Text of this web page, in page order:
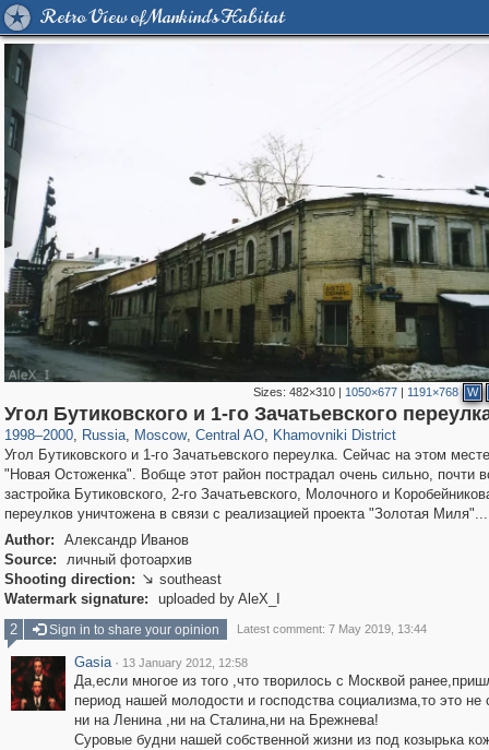
Retro View of Mankind's Habitat
Sizes:482×310 | 1050×677 | 1191×768 W
Угол Бутиковского и 1-го Зачатьевского
1998–2000, Russia
1,407,351 29,248
, Moscow
319,882 8,286
, Central AO
160,021 5,916
, Khamovniki District
19,395 722
Угол Бутиковского и 1-го Зачатьевского переулка. Сейчас на этом
"Новая Остоженка". Вобще этот район пострадал очень сильно, почти
застройка Бутиковского, 2-го Зачатьевского, Молочного и
переулков уничтожена в связи с реализацией проекта "Золотая Миля"...
Author:
Александр Иванов
Source:
личный фотоархив
Shooting direction:  southeast
Watermark signature:
uploaded by AleX_I
2
Sign in to share your opinion Latest comment: 7 May 2019, 13:44
Gasia · 13 January 2012, 12:58
Да,если многое из того ,что творилось с Москвой
период нашей молодости и господства социализма,то это
ни на Ленина ,ни на Сталина,ни на Брежнева!
Суровые будни нашей собственной жизни из под козырька